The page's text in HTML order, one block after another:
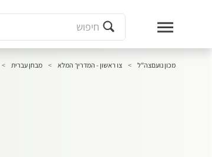
מכון נועםצה"ל צו ראשון - המדריך המלא מבחן עברית